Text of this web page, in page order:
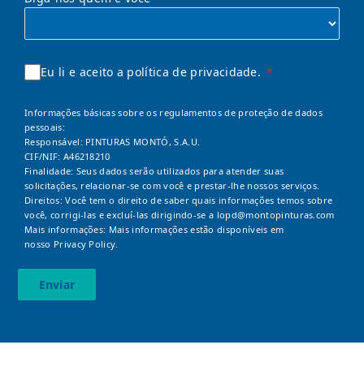
Eu li e aceito a política de privacidade.
Informações básicas sobre os regulamentos de proteção de dados
pessoais:
Responsável: PINTURAS MONTÓ, S.A.U.
CIF/NIF: A46218210
Finalidade: Seus dados serão utilizados para atender suas
solicitações, relacionar-se com você e prestar-lhe nossos serviços.
Direitos: Você tem o direito de saber quais informações temos sobre
você, corrigi-las e excluí-las dirigindo-se a lopd@montopinturas.com
Mais informações: Mais informações estão disponíveis em
nosso Privacy Policy.
Enviar